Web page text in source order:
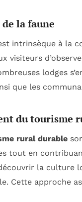
la faune
intrinsèque à la
visiteurs
lodges
que les
du tourisme
rural durable
tout en
la culture
Cette approche